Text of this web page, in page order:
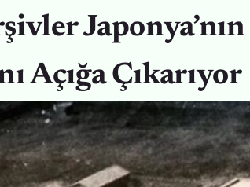
Açığa Çıkarıyor